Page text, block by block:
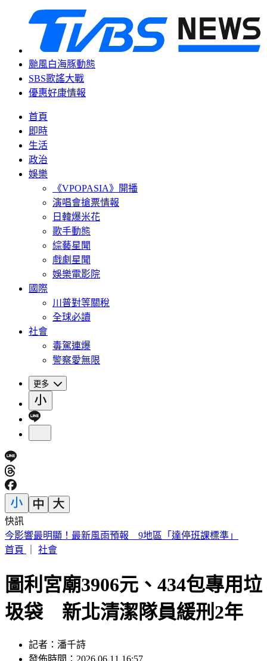
颱風白海豚動態
SBS歌謠大戰
優惠好康情報
首頁
即時
生活
政治
娛樂
《VPOPASIA》開播
演唱會搶票情報
日韓爆米花
歌手動態
綜藝星聞
戲劇星聞
娛樂電影院
國際
川普對等關稅
全球必讀
社會
毒駕連爆
警察愛無限
更多
快訊
漢光Day5！憲兵北捷深夜演練 新式「環境迷彩」首度曝光
首頁
社會
圖利宮廟3906元、434包專用垃
圾袋 新北清潔隊員緩刑2年
記者：潘千詩